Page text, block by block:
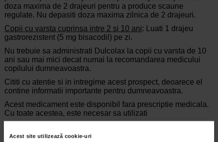
Acest site utilizează cookie-uri
doza maxima de 2 drajeuri pentru a produce scaune
regulate. Nu depasiti doza maxima zilnica de 2 drajeuri.
Copii cu varsta cuprinsa intre 2 si 10 ani: Luati 1 drajeu
gastrorezistent (5 mg bisacodil) pe zi.
Nu trebuie sa administrati Dulcolax la copii cu varsta de 10
ani sau mai mici decat numai la recomandarea medicului
copilului dumneavoastra.
Cititi cu atentie si in intregime acest prospect, deoarece el
contine informatii importante pentru dumneavoastra.
Acest medicament este disponibil fara prescriptie medicala.
Cu toate acestea, este necesar sa utilizati